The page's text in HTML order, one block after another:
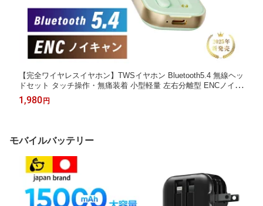
【完全ワイヤレスイヤホン】TWSイヤホン Bluetooth5.4 無線ヘッ
ドセット タッチ操作・無痛装着 小型軽量 左右分離型 ENCノイズ
キャンセリング HiFi高音質 マイク内蔵 低遅延 ストラップ付き 首
掛け 長時間使用可能 2025年最新型 アップル対応 防水防滴
1,980円
モバイルバッテリー